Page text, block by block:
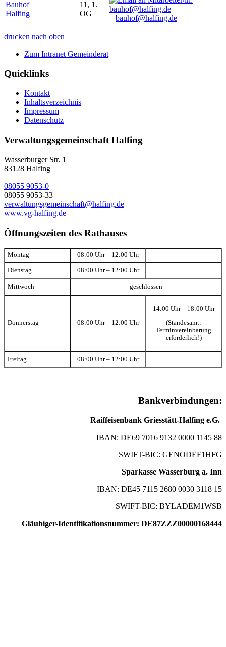
Bauhof
Halfing
11, 1.
OG
bauhof@halfing.de
drucken nach oben
Zum Intranet Gemeinderat
Quicklinks
Kontakt
Inhaltsverzeichnis
Impressum
Datenschutz
Verwaltungsgemeinschaft Halfing
Wasserburger Str. 1
83128 Halfing
08055 9053-0
08055 9053-33
verwaltungsgemeinschaft@halfing.de
www.vg-halfing.de
Öffnungszeiten des Rathauses
Montag 08:00 Uhr – 12:00 Uhr
Dienstag 08:00 Uhr – 12:00 Uhr
Mittwoch geschlossen
Donnerstag 08:00 Uhr – 12:00 Uhr
14:00 Uhr – 18:00 Uhr
(Standesamt:
Terminvereinbarung
erforderlich!)
Freitag 08:00 Uhr – 12:00 Uhr
Bankverbindungen:
Raiffeisenbank Griesstätt-Halfing e.G.
IBAN: DE69 7016 9132 0000 1145 88
SWIFT-BIC: GENODEF1HFG
Sparkasse Wasserburg a. Inn
IBAN: DE45 7115 2680 0030 3118 15
SWIFT-BIC: BYLADEM1WSB
Gläubiger-Identifikationsnummer: DE87ZZZ00000168444